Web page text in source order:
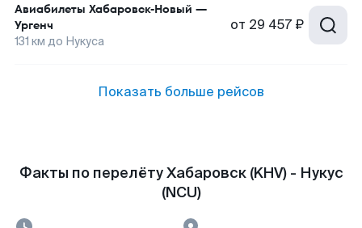
Авиабилеты Хабаровск-Новый —
Ургенч
131 км до Нукуса
от 29 457 ₽
Показать больше рейсов
Факты по перелёту Хабаровск (KHV) - Нукус
(NCU)